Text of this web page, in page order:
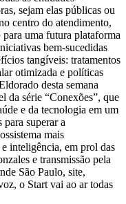
sejam elas públicas ou
centro do atendimento,
uma futura plataforma
bem-sucedidas
tangíveis: tratamentos
otimizada e políticas
desta semana
da série “Conexões”, que
e da tecnologia em um
superar a
mais
inteligência, em prol das
e transmissão pela
São Paulo, site,
o Start vai ao ar todas